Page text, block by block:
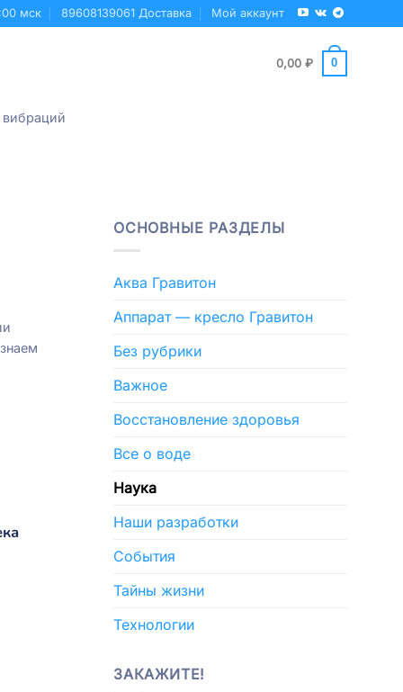
мск 89608139061 Доставка Мой аккаунт
0,00 ₽ 0
ОСНОВНЫЕ РАЗДЕЛЫ
Аква Гравитон
Аппарат — кресло Гравитон
Без рубрики
Важное
Восстановление здоровья
Все о воде
Наука
Наши разработки
События
Тайны жизни
Технологии
ЗАКАЖИТЕ!